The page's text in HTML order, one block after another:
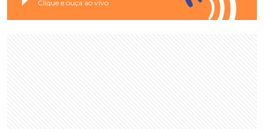
Clique e ouça ao vivo